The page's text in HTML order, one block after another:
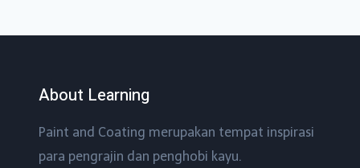
About Learning
Paint and Coating merupakan tempat inspirasi
para pengrajin dan penghobi kayu.